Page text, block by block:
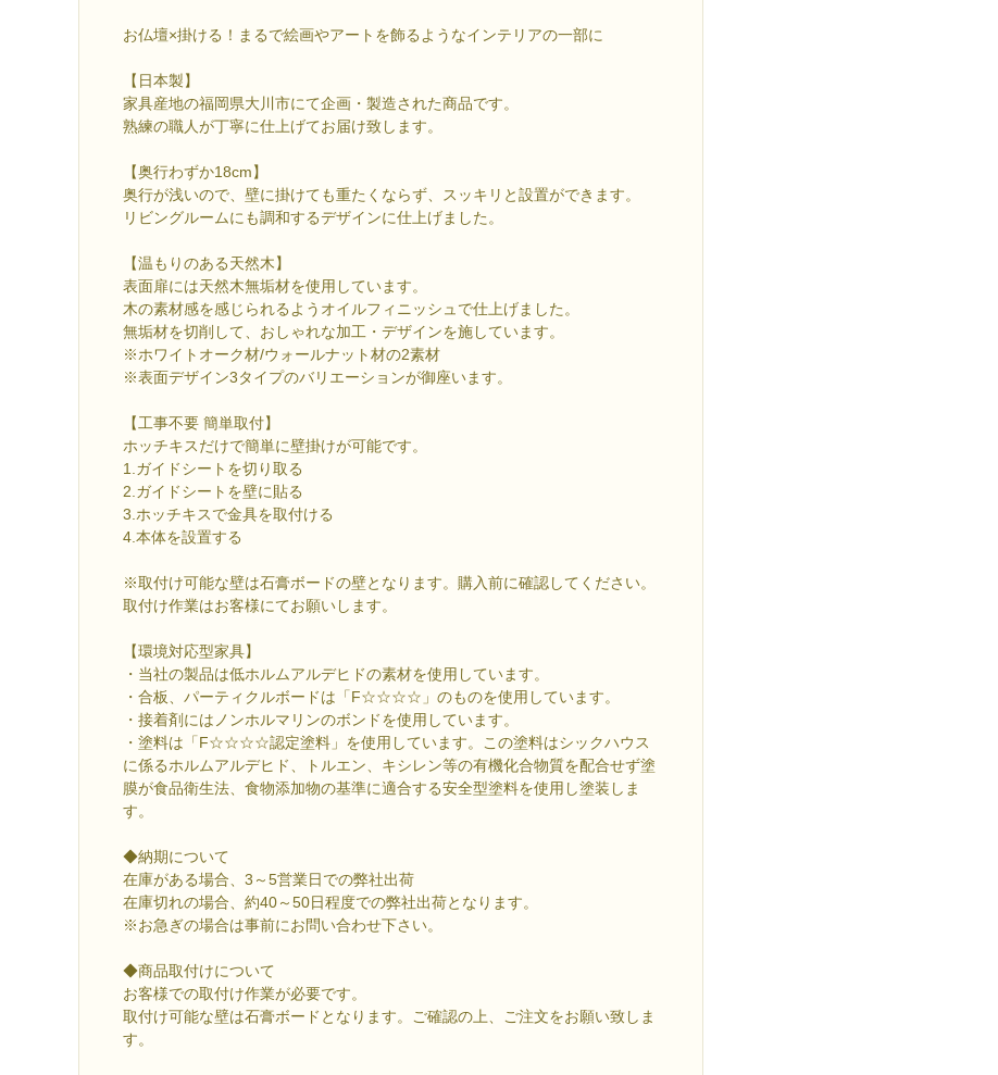
お仏壇×掛ける！まるで絵画やアートを飾るようなインテリアの一部に
【日本製】
家具産地の福岡県大川市にて企画・製造された商品です。
熟練の職人が丁寧に仕上げてお届け致します。
【奥行わずか18cm】
奥行が浅いので、壁に掛けても重たくならず、スッキリと設置ができます。
リビングルームにも調和するデザインに仕上げました。
【温もりのある天然木】
表面扉には天然木無垢材を使用しています。
木の素材感を感じられるようオイルフィニッシュで仕上げました。
無垢材を切削して、おしゃれな加工・デザインを施しています。
※ホワイトオーク材/ウォールナット材の2素材
※表面デザイン3タイプのバリエーションが御座います。
【工事不要 簡単取付】
ホッチキスだけで簡単に壁掛けが可能です。
1.ガイドシートを切り取る
2.ガイドシートを壁に貼る
3.ホッチキスで金具を取付ける
4.本体を設置する
※取付け可能な壁は石膏ボードの壁となります。購入前に確認してください。
取付け作業はお客様にてお願いします。
【環境対応型家具】
・当社の製品は低ホルムアルデヒドの素材を使用しています。
・合板、パーティクルボードは「F☆☆☆☆」のものを使用しています。
・接着剤にはノンホルマリンのボンドを使用しています。
・塗料は「F☆☆☆☆認定塗料」を使用しています。この塗料はシックハウス
に係るホルムアルデヒド、トルエン、キシレン等の有機化合物質を配合せず塗
膜が食品衛生法、食物添加物の基準に適合する安全型塗料を使用し塗装しま
す。
◆納期について
在庫がある場合、3～5営業日での弊社出荷
在庫切れの場合、約40～50日程度での弊社出荷となります。
※お急ぎの場合は事前にお問い合わせ下さい。
◆商品取付けについて
お客様での取付け作業が必要です。
取付け可能な壁は石膏ボードとなります。ご確認の上、ご注文をお願い致しま
す。